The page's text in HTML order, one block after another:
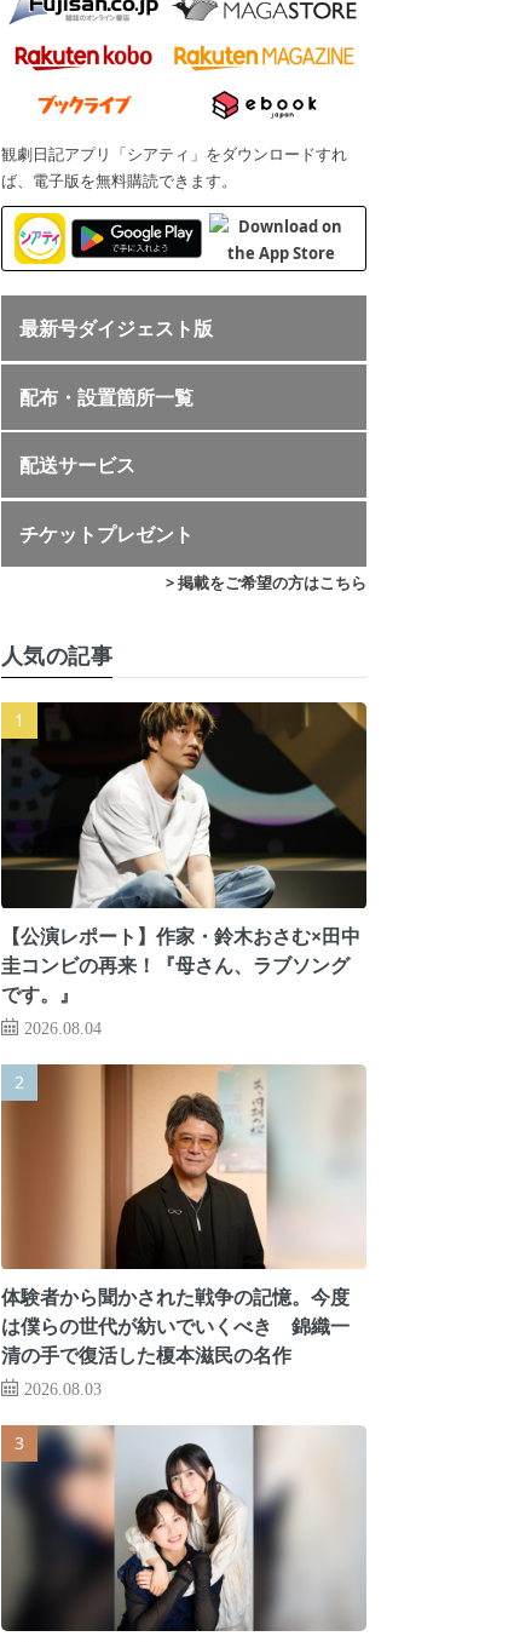
観劇日記アプリ「シアティ」をダウンロードすれ
ば、電子版を無料購読できます。
最新号ダイジェスト版
配布・設置箇所一覧
配送サービス
チケットプレゼント
> 掲載をご希望の方はこちら
人気の記事
【公演レポート】作家・鈴木おさむ×田中
圭コンビの再来！『母さん、ラブソング
です。』
2026.08.04
体験者から聞かされた戦争の記憶。今度
は僕らの世代が紡いでいくべき 錦織一
清の手で復活した榎本滋民の名作
2026.08.03